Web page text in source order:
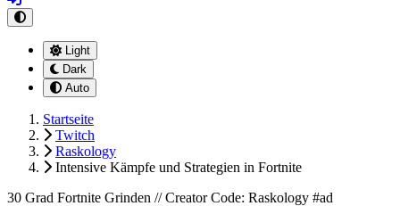
Light
Dark
Auto
Startseite
Twitch
Raskology
Intensive Kämpfe und Strategien in Fortnite
30 Grad Fortnite Grinden // Creator Code: Raskology #ad